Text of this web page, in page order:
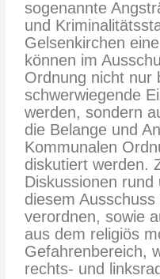
sogenannte
und
Gelsenkirchen
können im
Ordnung nicht nur
schwerwiegende
werden, sondern
die Belange und
Kommunalen
diskutiert werden.
Diskussionen
diesem
verordnen, sowie
aus dem religiös
Gefahrenbereich,
rechts- und